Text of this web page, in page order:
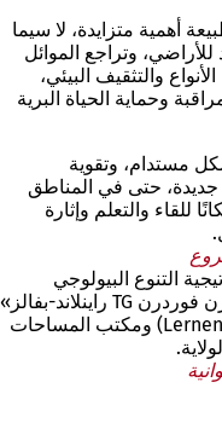
أهمية متزايدة، لا سيما
للأراضي، وتراجع الموائل
والتثقيف البيئي،
وحماية الحياة البرية
مستدام، وتقوية
جديدة، حتى في المناطق
والتعلم وإثارة
التنوع البيولوجي
الحضرية، وذلك بالتعاون بين مؤسسة «ليرن فوردرن TG راينلاند-بفالز»
(Lernen Fördern TG Rheinland-Pfalz gGmbH) ومكتب المساحات